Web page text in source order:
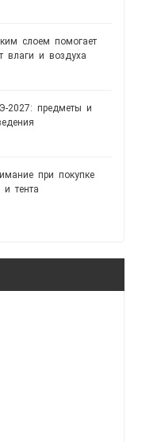
слоем помогает
влаги и воздуха
2027: предметы и
при покупке
и тента